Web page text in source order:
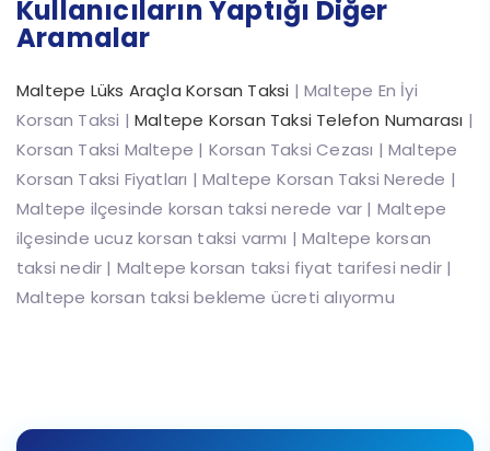
Kullanıcıların Yaptığı Diğer
Aramalar
Maltepe Lüks Araçla Korsan Taksi | Maltepe En İyi
Korsan Taksi | Maltepe Korsan Taksi Telefon Numarası |
Korsan Taksi Maltepe | Korsan Taksi Cezası | Maltepe
Korsan Taksi Fiyatları | Maltepe Korsan Taksi Nerede |
Maltepe ilçesinde korsan taksi nerede var | Maltepe
ilçesinde ucuz korsan taksi varmı | Maltepe korsan
taksi nedir | Maltepe korsan taksi fiyat tarifesi nedir |
Maltepe korsan taksi bekleme ücreti alıyormu